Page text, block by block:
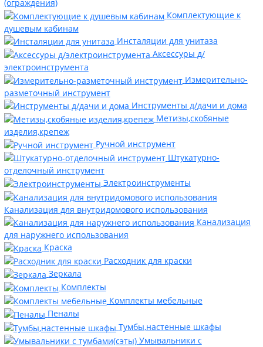
(ограждения)
Комплектующие к
душевым кабинам
Инсталяции для унитаза
Аксессуры д/
электроинструмента
Измерительно-
разметочный инструмент
Инструменты д/дачи и дома
Метизы,скобяные
изделия,крепеж
Ручной инструмент
Штукатурно-
отделочный инструмент
Электроинструменты
Канализация для внутридомового использования
Канализация
для наружнего использования
Краска
Расходник для краски
Зеркала
Комплекты
Комплекты мебельные
Пеналы
Тумбы,настенные шкафы
Умывальники с